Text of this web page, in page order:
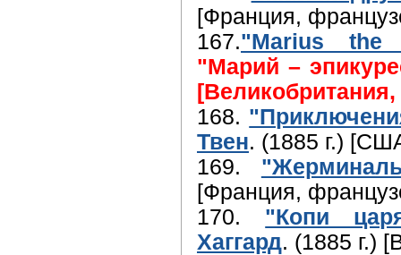
[Франция,
167."Marius the
"Марий –
[Великобритания,
168.
Твен. (1885 г.)
169.
[Франция,
170. "Копи
Хаггард. (1885 г.)